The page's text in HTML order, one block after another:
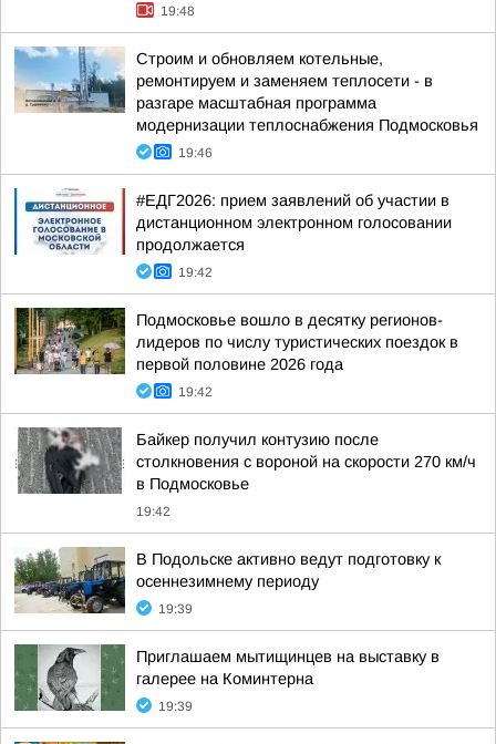
19:48
Строим и обновляем котельные,
ремонтируем и заменяем теплосети - в
разгаре масштабная программа
модернизации теплоснабжения Подмосковья
19:46
#ЕДГ2026: прием заявлений об участии в
дистанционном электронном голосовании
продолжается
19:42
Подмосковье вошло в десятку регионов-
лидеров по числу туристических поездок в
первой половине 2026 года
19:42
Байкер получил контузию после
столкновения с вороной на скорости 270 км/ч
в Подмосковье
19:42
В Подольске активно ведут подготовку к
осеннезимнему периоду
19:39
Приглашаем мытищинцев на выставку в
галерее на Коминтерна
19:39